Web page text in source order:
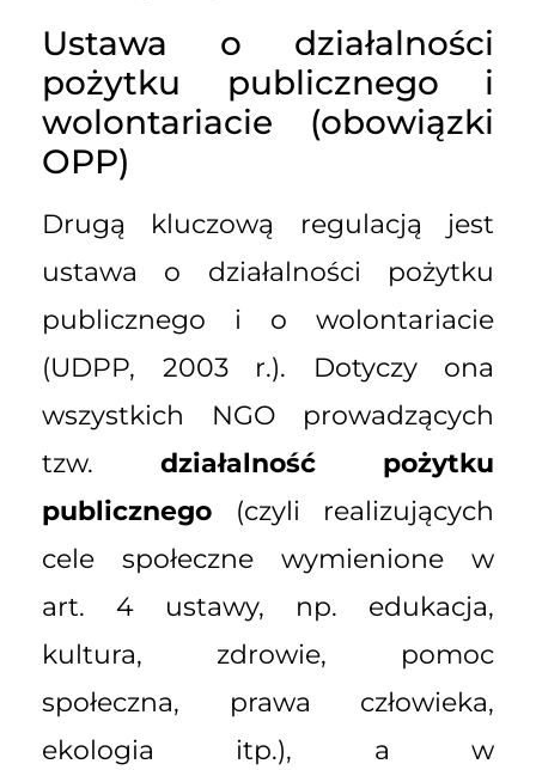
Ustawa o działalności
pożytku publicznego i
wolontariacie (obowiązki
OPP)
Drugą kluczową regulacją jest
ustawa o działalności pożytku
publicznego i o wolontariacie
(UDPP, 2003 r.). Dotyczy ona
wszystkich NGO prowadzących
tzw. działalność pożytku
publicznego (czyli realizujących
cele społeczne wymienione w
art. 4 ustawy, np. edukacja,
kultura, zdrowie, pomoc
społeczna, prawa człowieka,
ekologia itp.), a w